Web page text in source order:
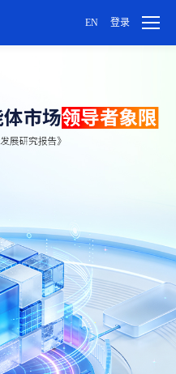
EN 登录
密码设置